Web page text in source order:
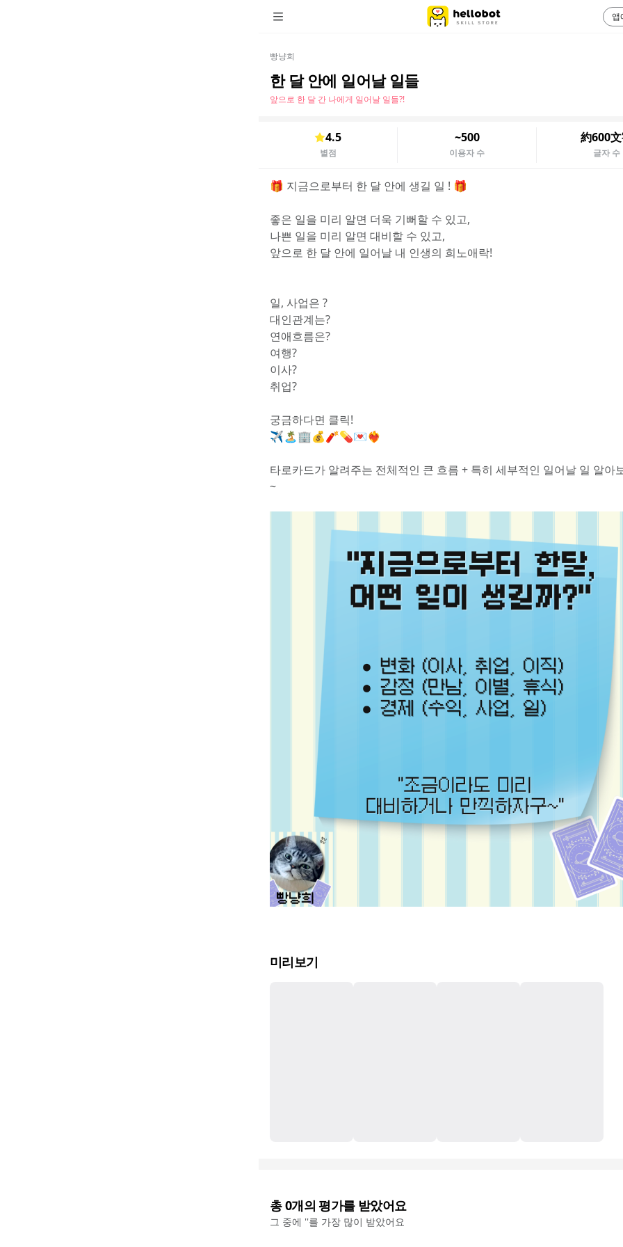
빵냥희
한 달 안에 일어날 일들
앞으로 한 달 간 나에게 일어날 일들?!
4.5
별점
~500
이용자 수
約600
글자 수
🎁 지금으로부터 한 달 안에 생길 일 ! 🎁
좋은 일을 미리 알면 더욱 기뻐할 수 있고,
나쁜 일을 미리 알면 대비할 수 있고,
앞으로 한 달 안에 일어날 내 인생의 희노애락!
일, 사업은 ?
대인관계는?
연애흐름은?
여행?
이사?
취업?
궁금하다면 클릭!
✈🏝🏢💰🧨💊💌❤‍🔥
타로카드가 알려주는 전체적인 큰 흐름 + 특히 세부적인 일어날 일 알아
~
미리보기
총0개의 평가를 받았어요
그 중에 ''를 가장 많이 받았어요
앱